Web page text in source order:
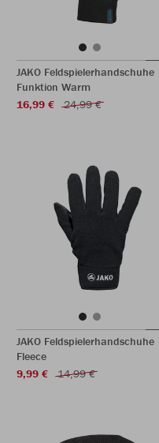
JAKO Feldspielerhandschuhe
Funktion Warm
16,99 €
24,99 €
JAKO Feldspielerhandschuhe
Fleece
9,99 €
14,99 €